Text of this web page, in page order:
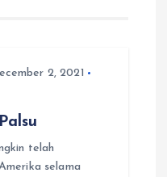
2, 2021
telah
selama